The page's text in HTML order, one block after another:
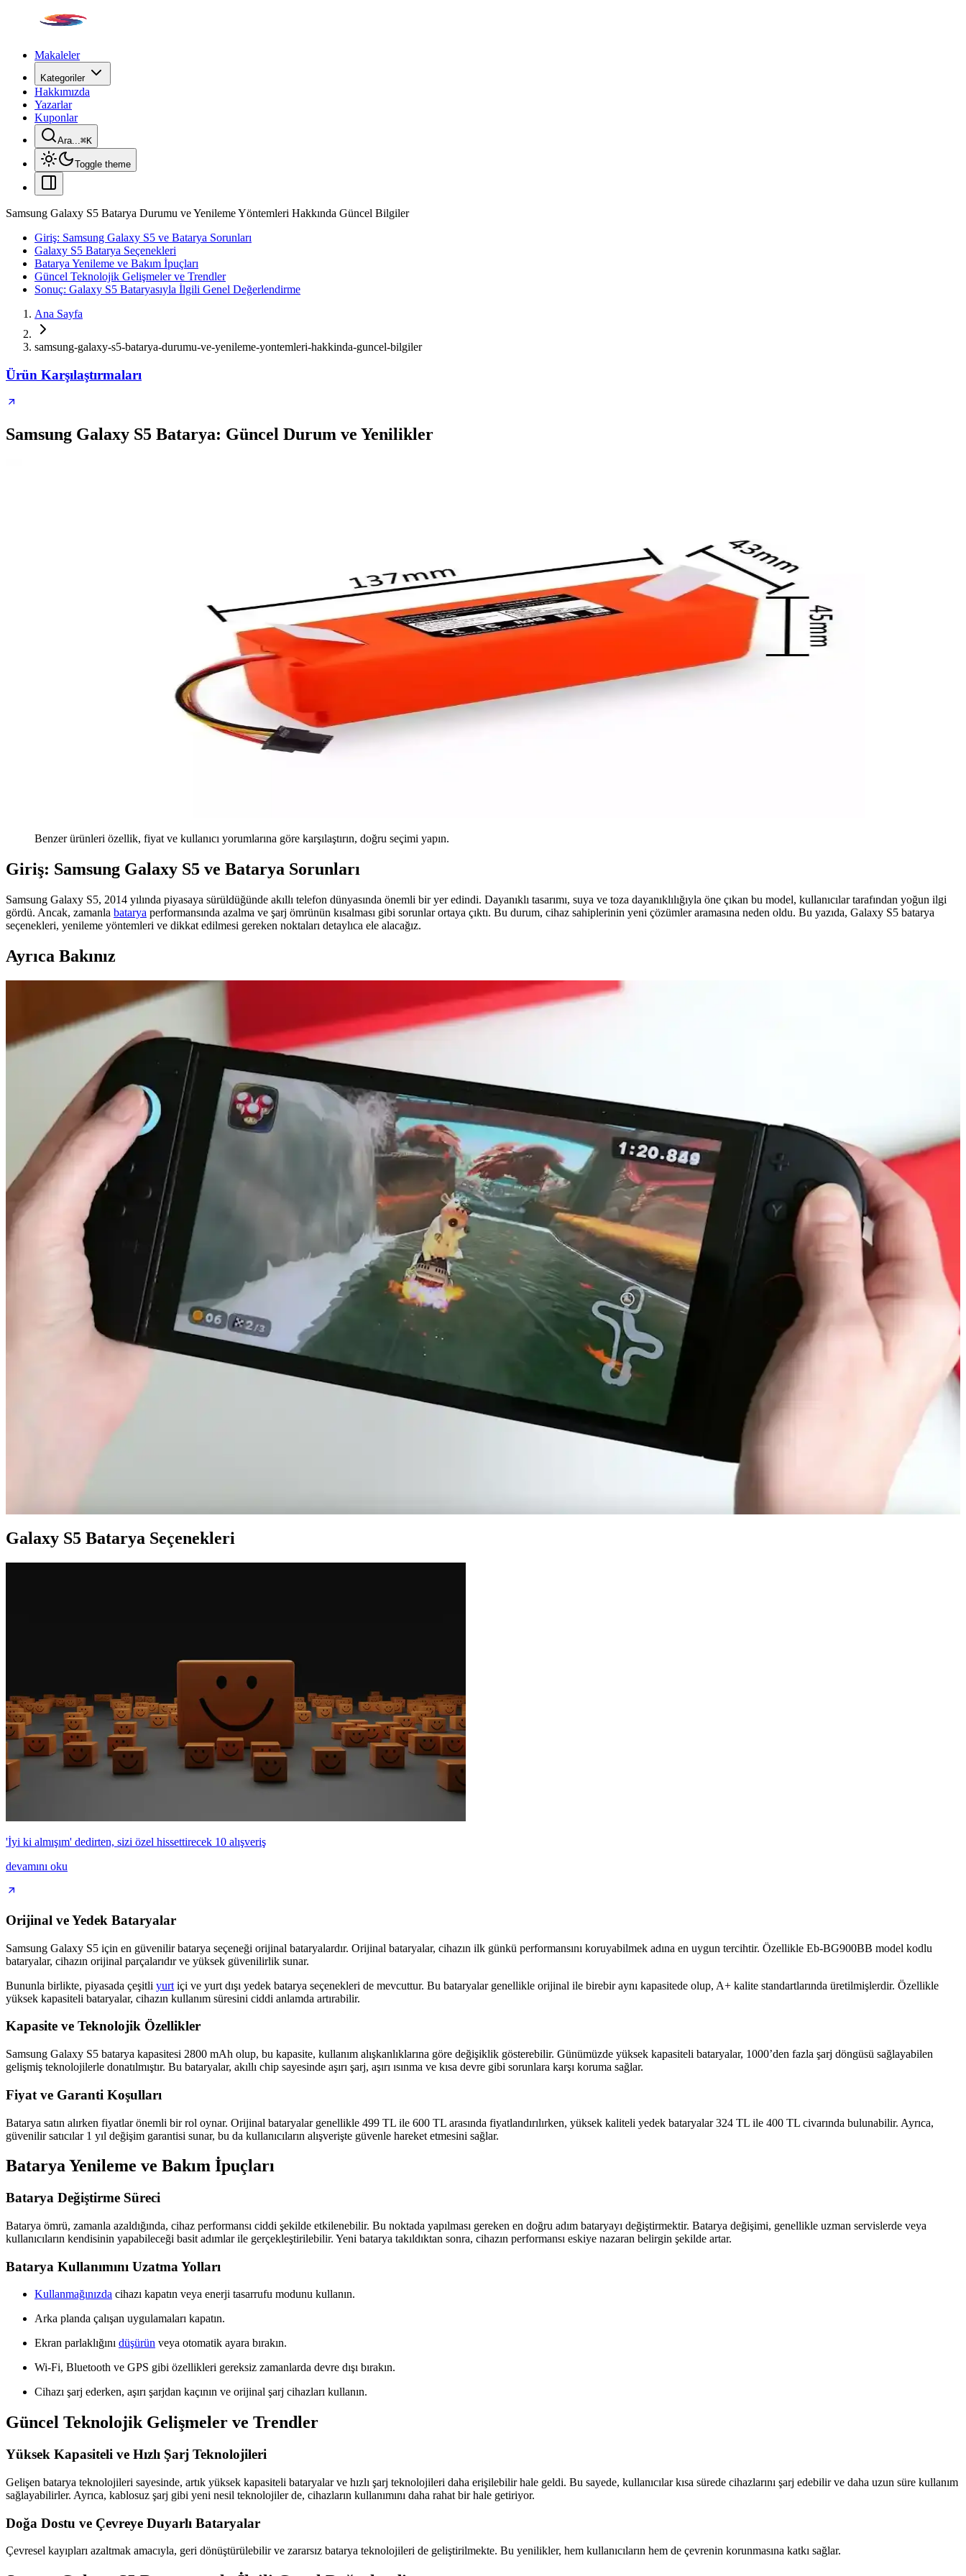
Makaleler
Kategoriler
Hakkımızda
Yazarlar
Kuponlar
Ara...⌘K
Toggle theme
Samsung Galaxy S5 Batarya Durumu ve Yenileme Yöntemleri Hakkında Güncel Bilgiler
Giriş: Samsung Galaxy S5 ve Batarya Sorunları
Galaxy S5 Batarya Seçenekleri
Batarya Yenileme ve Bakım İpuçları
Güncel Teknolojik Gelişmeler ve Trendler
Sonuç: Galaxy S5 Bataryasıyla İlgili Genel Değerlendirme
Ana Sayfa
samsung-galaxy-s5-batarya-durumu-ve-yenileme-yontemleri-hakkinda-guncel-bilgiler
Ürün Karşılaştırmaları
Samsung Galaxy S5 Batarya: Güncel Durum ve Yenilikler
Benzer ürünleri özellik, fiyat ve kullanıcı yorumlarına göre karşılaştırın, doğru seçimi yapın.
Giriş: Samsung Galaxy S5 ve Batarya Sorunları
Samsung Galaxy S5, 2014 yılında piyasaya sürüldüğünde akıllı telefon dünyasında önemli bir yer edindi. Dayanıklı tasarımı, suya ve toza dayanıklılığıyla öne çıkan bu model, kullanıcılar tarafından yoğun ilgi
gördü. Ancak, zamanla batarya performansında azalma ve şarj ömrünün kısalması gibi sorunlar ortaya çıktı. Bu durum, cihaz sahiplerinin yeni çözümler aramasına neden oldu. Bu yazıda, Galaxy S5 batarya
seçenekleri, yenileme yöntemleri ve dikkat edilmesi gereken noktaları detaylıca ele alacağız.
Ayrıca Bakınız
MacBook Air M5 ve M4 Çip Performans Karşılaştırması ve Kullanım Alanları
Apple'ın M5 çipi, MacBook Air'de M4'e kıyasla %10-15 daha yüksek performans sunuyor. Ancak pasif soğutma nedeniyle uzun süreli yüksek performans sınırlı kalıyor. Pro modeller daha güçlü seçenekler.
16 Gün Kar Altında Kalan iPhone'un Dayanıklılığı ve Soğukta Elektronik Performansı
Saskatchewan'da 16 gün kar altında kalan iPhone, karın izolasyon etkisi sayesinde çalışmaya devam etti. Soğuk hava batarya performansını yavaşlatırken, kar cihazı korudu ve uzun süre konum güncellemesi
Apple'ın Katlanabilir iPhone'u: Batarya Ömrü, Ekran Dayanıklılığı ve Kullanıcı Beklentileri
Apple'ın katlanabilir iPhone modeli, batarya ömründe %100 artış iddiası ve ekran dayanıklılığı endişeleriyle teknoloji dünyasında dikkat çekiyor. Kullanıcılar uygulama uyumluluğu ve fiyat konularını da
yakından takip ediyor.
Intel ve LG Display'in Dizüstü Bilgisayar Batarya Ömründe Apple Silicon ile Rekabeti
Intel ve LG Display'in düşük güç tüketimli ekran ve verimlilik çekirdekleri, Windows dizüstü bilgisayarlarda batarya ömrünü artırma potansiyeline sahip. Ancak yazılım ve donanım sorunları bu avantajı
iPhone 13 Batarya Şişmesi: Nedenleri, Güvenlik Riskleri ve Çözüm Yolları
iPhone 13 modellerinde artan batarya şişmesi vakaları, cihaz güvenliği ve performansı açısından ciddi riskler taşır. Bu sorun, üretim hataları ve kullanım koşullarıyla ilişkilidir. Batarya şişmesi fark edildiğinde
cihaz kapatılmalı ve profesyonel destek alınmalıdır.
Akıllı Telefonlarda Güçten Çok Verimlilik ve Uygun Fiyatlı Çiplerin Önemi
Akıllı telefonlarda işlemci gücü artışı ısı ve enerji sorunları yaratıyor. Daha verimli, termal yönetimi optimize edilmiş ve uygun fiyatlı çipler ile batarya teknolojileri öncelik kazanıyor.
Dell XPS 14 2026 ve MacBook Air 15 M5 Batarya Performansının Detaylı Karşılaştırması
Dell XPS 14 2026, büyük batarya kapasitesi ve VRR ekran teknolojisi sayesinde MacBook Air 15 M5'e kıyasla web tarama testinde üç kat daha uzun batarya ömrü sunuyor. İşletim sistemi ve kullanım
senaryoları ise performansı etkiliyor.
Nintendo Switch 2'nin Avrupa versiyonu, AB'nin tamir edilebilirlik düzenlemeleri doğrultusunda kullanıcı tarafından değiştirilebilir batarya sunuyor. Bu özellik çevresel sürdürülebilirlik ve kullanıcı hakları
Galaxy S5 Batarya Seçenekleri
'İyi ki almışım' dedirten, sizi özel hissettirecek 10 alışveriş
devamını oku
Orijinal ve Yedek Bataryalar
Samsung Galaxy S5 için en güvenilir batarya seçeneği orijinal bataryalardır. Orijinal bataryalar, cihazın ilk günkü performansını koruyabilmek adına en uygun tercihtir. Özellikle Eb-BG900BB model kodlu
bataryalar, cihazın orijinal parçalarıdır ve yüksek güvenilirlik sunar.
Bununla birlikte, piyasada çeşitli yurt içi ve yurt dışı yedek batarya seçenekleri de mevcuttur. Bu bataryalar genellikle orijinal ile birebir aynı kapasitede olup, A+ kalite standartlarında üretilmişlerdir. Özellikle
yüksek kapasiteli bataryalar, cihazın kullanım süresini ciddi anlamda artırabilir.
Kapasite ve Teknolojik Özellikler
Samsung Galaxy S5 batarya kapasitesi 2800 mAh olup, bu kapasite, kullanım alışkanlıklarına göre değişiklik gösterebilir. Günümüzde yüksek kapasiteli bataryalar, 1000’den fazla şarj döngüsü sağlayabilen
gelişmiş teknolojilerle donatılmıştır. Bu bataryalar, akıllı chip sayesinde aşırı şarj, aşırı ısınma ve kısa devre gibi sorunlara karşı koruma sağlar.
Fiyat ve Garanti Koşulları
Batarya satın alırken fiyatlar önemli bir rol oynar. Orijinal bataryalar genellikle 499 TL ile 600 TL arasında fiyatlandırılırken, yüksek kaliteli yedek bataryalar 324 TL ile 400 TL civarında bulunabilir. Ayrıca,
güvenilir satıcılar 1 yıl değişim garantisi sunar, bu da kullanıcıların alışverişte güvenle hareket etmesini sağlar.
Batarya Yenileme ve Bakım İpuçları
Batarya Değiştirme Süreci
Batarya ömrü, zamanla azaldığında, cihaz performansı ciddi şekilde etkilenebilir. Bu noktada yapılması gereken en doğru adım bataryayı değiştirmektir. Batarya değişimi, genellikle uzman servislerde veya
kullanıcıların kendisinin yapabileceği basit adımlar ile gerçekleştirilebilir. Yeni batarya takıldıktan sonra, cihazın performansı eskiye nazaran belirgin şekilde artar.
Batarya Kullanımını Uzatma Yolları
Kullanmağınızda cihazı kapatın veya enerji tasarrufu modunu kullanın.
Arka planda çalışan uygulamaları kapatın.
Ekran parlaklığını düşürün veya otomatik ayara bırakın.
Wi-Fi, Bluetooth ve GPS gibi özellikleri gereksiz zamanlarda devre dışı bırakın.
Cihazı şarj ederken, aşırı şarjdan kaçının ve orijinal şarj cihazları kullanın.
Güncel Teknolojik Gelişmeler ve Trendler
Yüksek Kapasiteli ve Hızlı Şarj Teknolojileri
Gelişen batarya teknolojileri sayesinde, artık yüksek kapasiteli bataryalar ve hızlı şarj teknolojileri daha erişilebilir hale geldi. Bu sayede, kullanıcılar kısa sürede cihazlarını şarj edebilir ve daha uzun süre kullanım
sağlayabilirler. Ayrıca, kablosuz şarj gibi yeni nesil teknolojiler de, cihazların kullanımını daha rahat bir hale getiriyor.
Doğa Dostu ve Çevreye Duyarlı Bataryalar
Çevresel kayıpları azaltmak amacıyla, geri dönüştürülebilir ve zararsız batarya teknolojileri de geliştirilmekte. Bu yenilikler, hem kullanıcıların hem de çevrenin korunmasına katkı sağlar.